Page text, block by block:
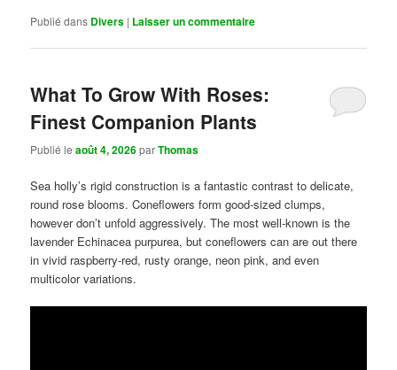
Publié dans Divers | Laisser un commentaire
What To Grow With Roses:
Finest Companion Plants
Publié leaoût 4, 2026parThomas
Sea holly’s rigid construction is a fantastic contrast to delicate,
round rose blooms. Coneflowers form good-sized clumps,
however don’t unfold aggressively. The most well-known is the
lavender Echinacea purpurea, but coneflowers can are out there
in vivid raspberry-red, rusty orange, neon pink, and even
multicolor variations.